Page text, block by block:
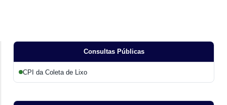
Consultas Públicas
CPI da Coleta de Lixo